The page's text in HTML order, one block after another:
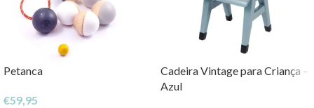
Petanca
€59,95
Cadeira Vintage para Criança –
Azul